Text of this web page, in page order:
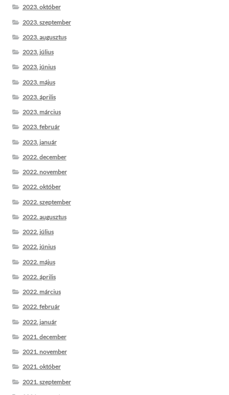
2023. október
2023. szeptember
2023. augusztus
2023. július
2023. június
2023. május
2023. április
2023. március
2023. február
2023. január
2022. december
2022. november
2022. október
2022. szeptember
2022. augusztus
2022. július
2022. június
2022. május
2022. április
2022. március
2022. február
2022. január
2021. december
2021. november
2021. október
2021. szeptember